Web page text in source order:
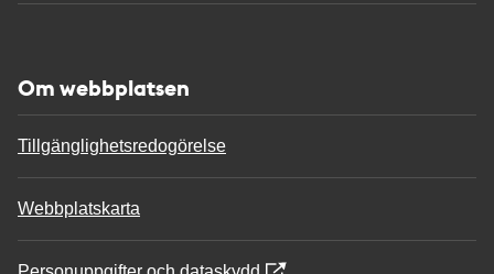
Om webbplatsen
Tillgänglighetsredogörelse
Webbplatskarta